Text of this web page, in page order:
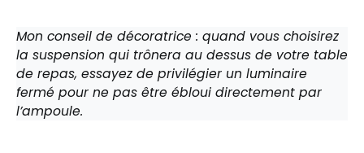
Mon conseil de décoratrice : quand vous choisirez
la suspension qui trônera au dessus de votre table
de repas, essayez de privilégier un luminaire
fermé pour ne pas être ébloui directement par
l’ampoule.